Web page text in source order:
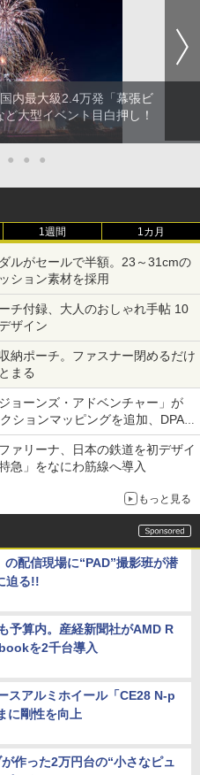
内最大級2.4万発「幕張ビ
大型イベント目白押し！
● ● ●
1週間 1カ月
ルがセールで半額。23～31cmの
ション素材を採用
チ付録、大人のおしゃれ手帖 10
ザイン
納ポーチ。ファスナー閉めるだけ
まる
ョーンズ・アドベンチャー」が
ションマッピングを追加、DPA
ァリーナ、日本の鉄道を初デザイ
急」をなにわ筋線へ導入
もっと見る
の配信現場に“PAD”撮影班が潜
迫る!!
予算内。産経新聞社がAMD R
を2千台導入
スアルミホイール「CE28 N-p
に剛性を向上
作った2万円台の“小さなピュ